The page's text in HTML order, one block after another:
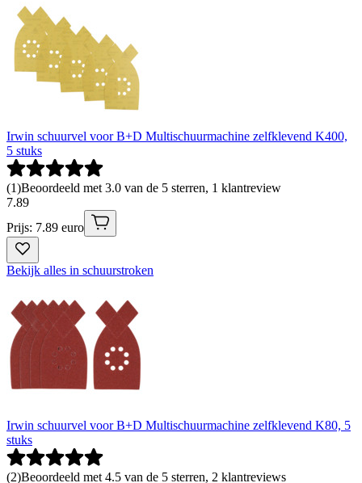
Irwin schuurvel voor B+D Multischuurmachine zelfklevend K400,
5 stuks
(1)Beoordeeld met 3.0 van de 5 sterren, 1 klantreview
7.89
Prijs: 7.89 euro
Bekijk alles in schuurstroken
Irwin schuurvel voor B+D Multischuurmachine zelfklevend K80, 5
stuks
(2)Beoordeeld met 4.5 van de 5 sterren, 2 klantreviews